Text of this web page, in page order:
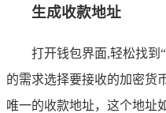
生成收款地址
打开钱包界面,轻松找到
的需求选择要接收的加密货
唯一的收款地址，这个地址